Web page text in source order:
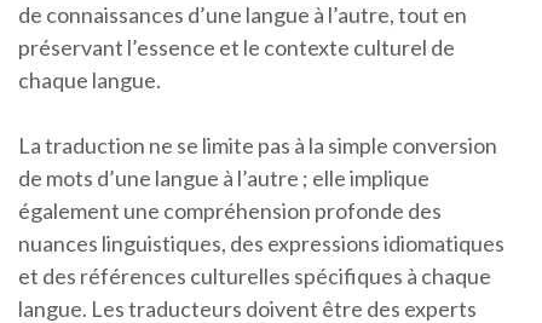
de connaissances d’une langue à l’autre, tout en
préservant l’essence et le contexte culturel de
chaque langue.
La traduction ne se limite pas à la simple conversion
de mots d’une langue à l’autre ; elle implique
également une compréhension profonde des
nuances linguistiques, des expressions idiomatiques
et des références culturelles spécifiques à chaque
langue. Les traducteurs doivent être des experts